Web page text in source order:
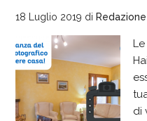
18 Luglio 2019 di
di